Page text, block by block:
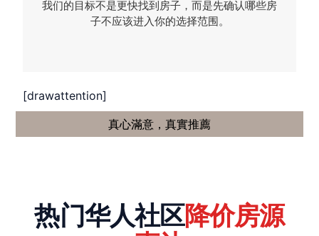
我们的目标不是更快找到房子，而是先确认哪些房
子不应该进入你的选择范围。
[drawattention]
真心滿意，真實推薦
热门华人社区降价房源